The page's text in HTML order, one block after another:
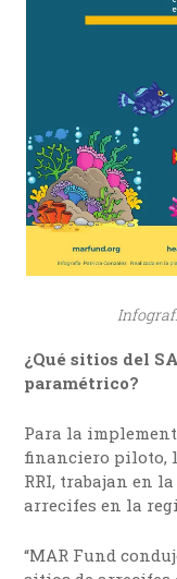
¿Qué sitios del
paramétrico?
Para la
financiero piloto,
RRI, trabajan en
arrecifes en la
“MAR Fund